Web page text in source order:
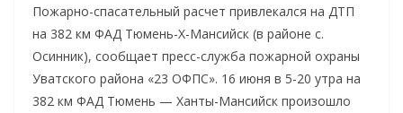
Пожарно-спасательный расчет привлекался на ДТП
на 382 км ФАД Тюмень-Х-Мансийск (в районе с.
Осинник), сообщает пресс-служба пожарной охраны
Уватского района «23 ОФПС». 16 июня в 5-20 утра на
382 км ФАД Тюмень — Ханты-Мансийск произошло